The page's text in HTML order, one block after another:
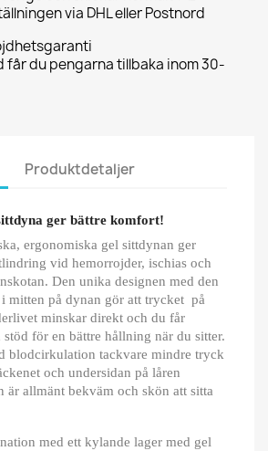
via DHL eller Postnord
får du pengarna tillbaka inom 30-
Produktdetaljer
ger bättre komfort!
ergonomiska gel sittdynan ger
vid hemorrojder, ischias och
Den unika designen med den
mitten på dynan gör att trycket på
minskar direkt och du får
för en bättre hållning när du sitter.
blodcirkulation tackvare mindre tryck
och undersidan på låren
är allmänt bekväm och skön att sitta
med ett kylande lager med gel